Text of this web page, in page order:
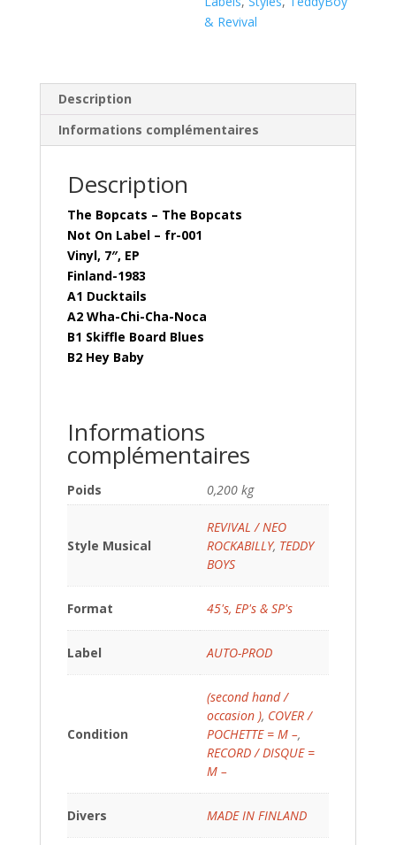
& Revival
Description
Informations complémentaires
Description
The Bopcats – The Bopcats
Not On Label – fr-001
Vinyl, 7″, EP
Finland-1983
A1 Ducktails
A2 Wha-Chi-Cha-Noca
B1 Skiffle Board Blues
B2 Hey Baby
Informations
complémentaires
Poids 0,200 kg
Style Musical
REVIVAL / NEO
ROCKABILLY, TEDDY
BOYS
Format 45's, EP's & SP's
Label AUTO-PROD
Condition
(second hand /
occasion ), COVER /
POCHETTE = M –,
RECORD / DISQUE =
M –
Divers MADE IN FINLAND